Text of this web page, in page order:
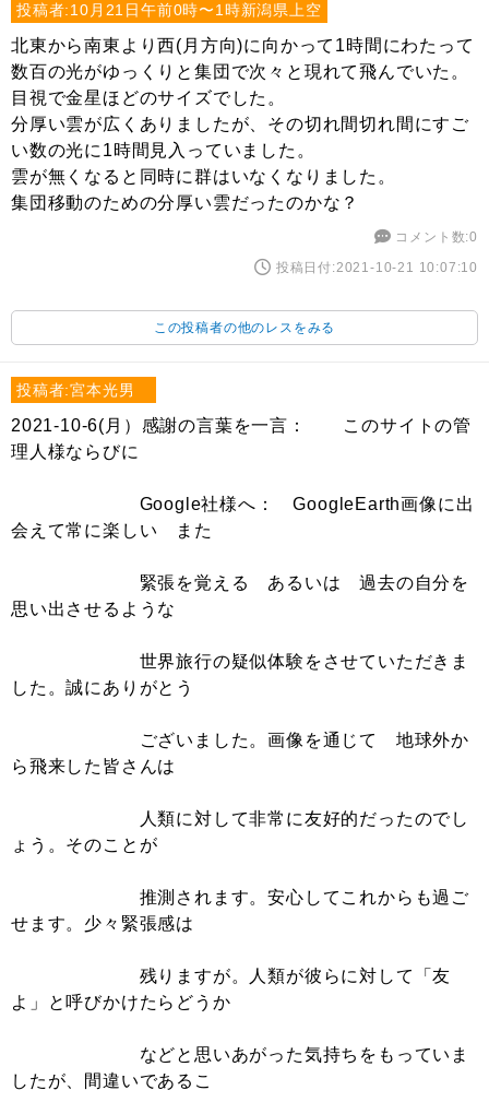
投稿者:10月21日午前0時〜1時新潟県上空
北東から南東より西(月方向)に向かって1時間にわたって
数百の光がゆっくりと集団で次々と現れて飛んでいた。
目視で金星ほどのサイズでした。
分厚い雲が広くありましたが、その切れ間切れ間にすご
い数の光に1時間見入っていました。
雲が無くなると同時に群はいなくなりました。
集団移動のための分厚い雲だったのかな？
コメント数:0
投稿日付:2021-10-21 10:07:10
この投稿者の他のレスをみる
投稿者:宮本光男
2021-10-6(月）感謝の言葉を一言： このサイトの管
理人様ならびに
Google社様へ： GoogleEarth画像に出
会えて常に楽しい また
緊張を覚える あるいは 過去の自分を
思い出させるような
世界旅行の疑似体験をさせていただきま
した。誠にありがとう
ございました。画像を通じて 地球外か
ら飛来した皆さんは
人類に対して非常に友好的だったのでし
ょう。そのことが
推測されます。安心してこれからも過ご
せます。少々緊張感は
残りますが。人類が彼らに対して「友
よ」と呼びかけたらどうか
などと思いあがった気持ちをもっていま
したが、間違いであるこ